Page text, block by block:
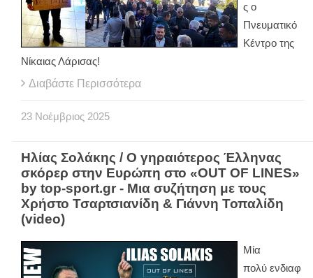
ς ο
Πνευματικό
Κέντρο της
Νίκαιας Λάρισας!
Διαβάστε Περισσότερα
23 Νοέμβριος 2025
Ηλίας Σολάκης / Ο γηραιότερος Έλληνας
σκόρερ στην Ευρώπη στο «OUT OF LINES»
by top-sport.gr - Μια συζήτηση με τους
Χρήστο Τσαρτσιανίδη & Γιάννη Τοπαλίδη
(video)
Μία
πολύ ενδιαφ